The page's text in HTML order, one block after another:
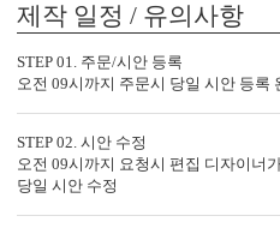
7가지, 퀄리티의 차이
가공 없는 엽서형, 2단 청첩장도 다
청첩장은 화면만 보고 고르면 놓치
주문 전에 아래 7가지는 꼭 확인해
1. 무료 샘플, 택배비 0
제작 일정 / 유의사항
STEP 01. 주문/시안 등록
오전 09시까지 주문시 당일 시안 등록
STEP 02. 시안 수정
오전 09시까지 요청시 편집 디자이너
당일 시안 수정